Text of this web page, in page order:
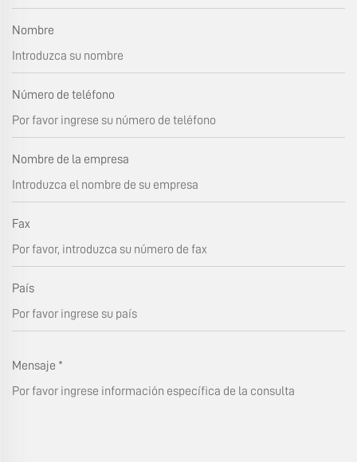
Nombre
Número de teléfono
Nombre de la empresa
Fax
País
Mensaje *